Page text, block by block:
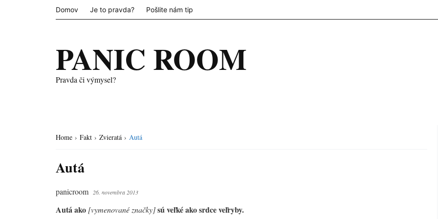
Domov Je to pravda? Pošlite nám tip
PANIC ROOM
Pravda či výmysel?
Home › Fakt › Zvieratá › Autá
Autá
panicroom 26. novembra 2013
Autá ako [vymenované značky]sú veľké ako srdce veľryby.